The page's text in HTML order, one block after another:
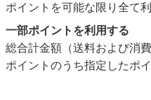
ポイントを可能な限り全て利
一部ポイントを利用する
総合計金額（送料および消
ポイントのうち指定したポ